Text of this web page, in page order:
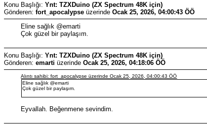
Konu Başlığı: Ynt: TZXDuino (ZX Spectrum 48K için)
Gönderen: fort_apocalypse üzerinde Ocak 25, 2026, 04:00:43 ÖÖ
Eline sağlık @emarti
Çok güzel bir paylaşım.
Konu Başlığı: Ynt: TZXDuino (ZX Spectrum 48K için)
Gönderen: emarti üzerinde Ocak 25, 2026, 04:18:06 ÖÖ
Alıntı sahibi: fort_apocalypse üzerinde Ocak 25, 2026, 04:00:43 ÖÖ
Eline sağlık @emarti
Çok güzel bir paylaşım.
Eyvallah. Beğenmene sevindim.